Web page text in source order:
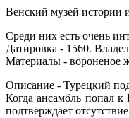
Венский музей истории
Среди них есть очень
Датировка - 1560.
Материалы - вороненое
Описание - Турецкий
Когда ансамбль попал
подтверждает